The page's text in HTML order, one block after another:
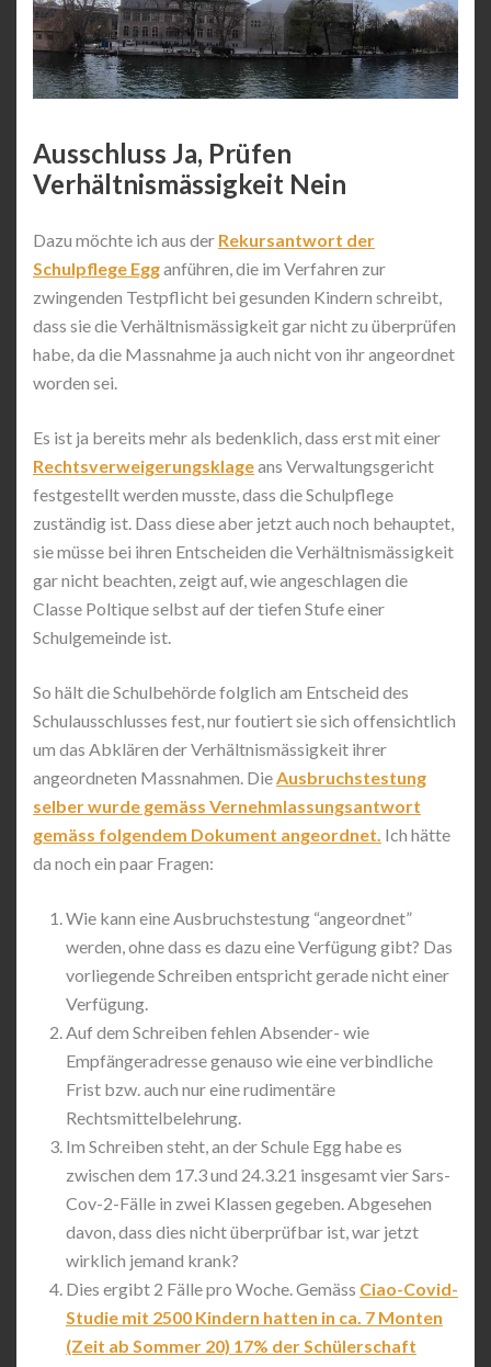
Ausschluss Ja, Prüfen
Verhältnismässigkeit Nein
Dazu möchte ich aus der Rekursantwort der
Schulpflege Egganführen, die im Verfahren zur
zwingenden Testpflicht bei gesunden Kindern schreibt,
dass sie die Verhältnismässigkeit gar nicht zu überprüfen
habe, da die Massnahme ja auch nicht von ihr angeordnet
worden sei.
Es ist ja bereits mehr als bedenklich, dass erst mit einer
Rechtsverweigerungsklageans Verwaltungsgericht
festgestellt werden musste, dass die Schulpflege
zuständig ist. Dass diese aber jetzt auch noch behauptet,
sie müsse bei ihren Entscheiden die Verhältnismässigkeit
gar nicht beachten, zeigt auf, wie angeschlagen die
Classe Poltique selbst auf der tiefen Stufe einer
Schulgemeinde ist.
So hält die Schulbehörde folglich am Entscheid des
Schulausschlusses fest, nur foutiert sie sich offensichtlich
um das Abklären der Verhältnismässigkeit ihrer
angeordneten Massnahmen. DieAusbruchstestung
selber wurde gemäss Vernehmlassungsantwort
gemäss folgendem Dokument angeordnet. Ich hätte
da noch ein paar Fragen:
Wie kann eine Ausbruchstestung “angeordnet”
werden, ohne dass es dazu eine Verfügung gibt? Das
vorliegende Schreiben entspricht gerade nicht einer
Verfügung.
Auf dem Schreiben fehlen Absender- wie
Empfängeradresse genauso wie eine verbindliche
Frist bzw. auch nur eine rudimentäre
Rechtsmittelbelehrung.
Im Schreiben steht, an der Schule Egg habe es
zwischen dem 17.3 und 24.3.21 insgesamt vier Sars-
Cov-2-Fälle in zwei Klassen gegeben. Abgesehen
davon, dass dies nicht überprüfbar ist, war jetzt
wirklich jemand krank?
Dies ergibt 2 Fälle pro Woche. Gemäss Ciao-Covid-
Studie mit 2500 Kindern hatten in ca. 7 Monten
(Zeit ab Sommer 20) 17% der Schülerschaft